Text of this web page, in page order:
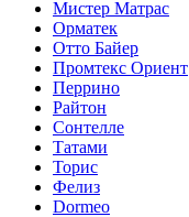
Мистер Матрас
Орматек
Отто Байер
Промтекс Ориент
Перрино
Райтон
Сонтелле
Татами
Торис
Фелиз
Dormeo